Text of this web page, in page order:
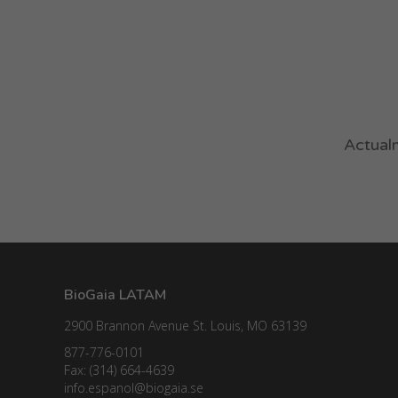
BioGaia LATAM
2900 Brannon Avenue St. Louis, MO 63139
877-776-0101
Fax: (314) 664-4639
info.espanol@biogaia.se